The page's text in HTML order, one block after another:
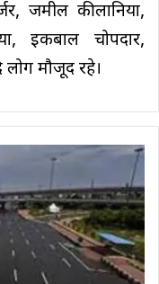
जमील कीलानिया,
इकबाल चोपदार,
मौजूद रहे।